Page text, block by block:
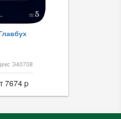
Э40708
7674 p